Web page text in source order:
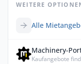
WEITERE
Alle
Machinery-
Kaufangebote